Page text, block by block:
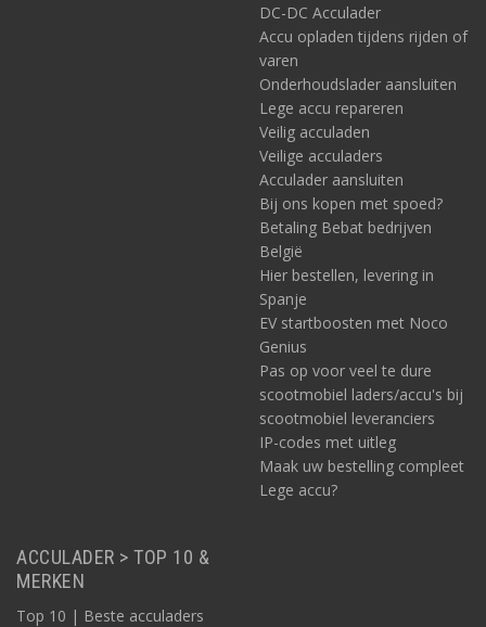
DC-DC Acculader
Accu opladen tijdens rijden of
varen
Onderhoudslader aansluiten
Lege accu repareren
Veilig acculaden
Veilige acculaders
Acculader aansluiten
Bij ons kopen met spoed?
Betaling Bebat bedrijven
België
Hier bestellen, levering in
Spanje
EV startboosten met Noco
Genius
Pas op voor veel te dure
scootmobiel laders/accu's bij
scootmobiel leveranciers
IP-codes met uitleg
Maak uw bestelling compleet
Lege accu?
ACCULADER > TOP 10 &
MERKEN
Top 10 | Beste acculaders